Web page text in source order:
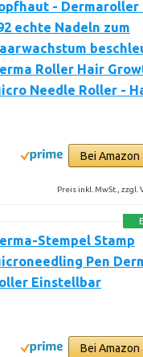
- Dermaroller
echte Nadeln zum
Roller Hair
Needle Roller -
Bei Amazon
Preis inkl. MwSt., zzgl.
Stempel Stamp
Pen
Einstellbar
Bei Amazon